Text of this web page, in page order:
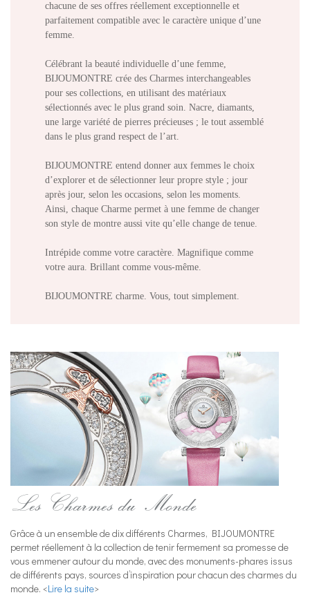
chacune de ses offres réellement exceptionnelle et
parfaitement compatible avec le caractère unique d’une
femme.
Célébrant la beauté individuelle d’une femme,
BIJOUMONTRE crée des Charmes interchangeables
pour ses collections, en utilisant des matériaux
sélectionnés avec le plus grand soin. Nacre, diamants,
une large variété de pierres précieuses ; le tout assemblé
dans le plus grand respect de l’art.
BIJOUMONTRE entend donner aux femmes le choix
d’explorer et de sélectionner leur propre style ; jour
après jour, selon les occasions, selon les moments.
Ainsi, chaque Charme permet à une femme de changer
son style de montre aussi vite qu’elle change de tenue.
Intrépide comme votre caractère. Magnifique comme
votre aura. Brillant comme vous-même.
BIJOUMONTRE charme. Vous, tout simplement.
Les Charmes du Monde
Grâce à un ensemble de dix différents Charmes, BIJOUMONTRE
permet réellement à la collection de tenir fermement sa promesse de
vous emmener autour du monde, avec des monuments-phares issus
de différents pays, sources d’inspiration pour chacun des charmes du
monde. <Lire la suite>